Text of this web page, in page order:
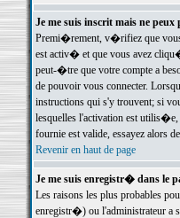
Je me suis inscrit mais ne peux
Premi�rement, v�rifiez que
est activ� et que vous avez
peut-�tre que votre compte a
de pouvoir vous connecter.
instructions qui s'y trouvent; si
lesquelles l'activation est
fournie est valide, essayez alors
Revenir en haut de page
Je me suis enregistr� dans le
Les raisons les plus probables
enregistr�) ou l'administrateur a